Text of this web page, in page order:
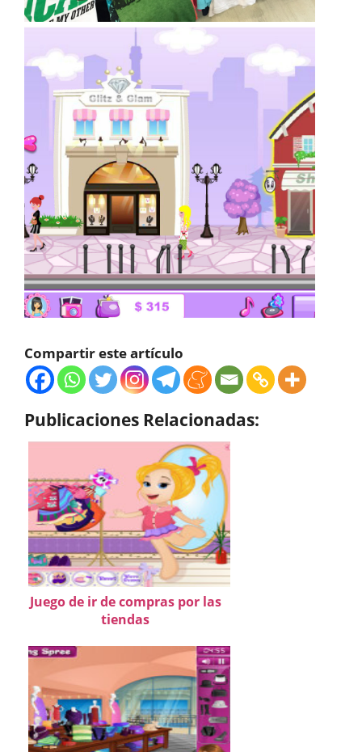
Compartir este artículo
Publicaciones Relacionadas:
Juego de ir de compras por las
tiendas